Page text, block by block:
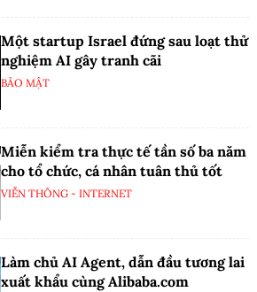
Một startup Israel đứng sau loạt thử
nghiệm AI gây tranh cãi
BẢO MẬT
Miễn kiểm tra thực tế tần số ba năm
cho tổ chức, cá nhân tuân thủ tốt
VIỄN THÔNG - INTERNET
Làm chủ AI Agent, dẫn đầu tương lai
xuất khẩu cùng Alibaba.com